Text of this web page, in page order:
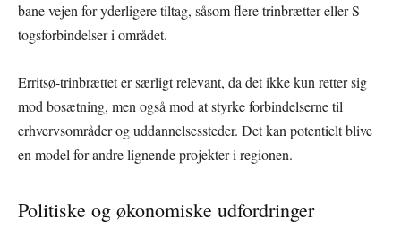
bane vejen for yderligere tiltag, såsom flere trinbrætter eller S-
togsforbindelser i området.
Erritsø-trinbrættet er særligt relevant, da det ikke kun retter sig
mod bosætning, men også mod at styrke forbindelserne til
erhvervsområder og uddannelsessteder. Det kan potentielt blive
en model for andre lignende projekter i regionen.
Politiske og økonomiske udfordringer